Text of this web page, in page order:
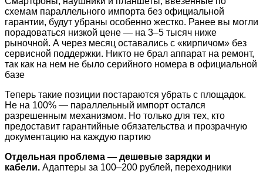
схемам параллельного импорта без официальной
гарантии, будут убраны особенно жестко. Ранее вы могли
порадоваться низкой цене — на 3–5 тысяч ниже
рыночной. А через месяц оставались с «кирпичом» без
сервисной поддержки. Никто не брал аппарат на ремонт,
так как на нем не было серийного номера в официальной
базе
Теперь такие позиции постараются убрать с площадок.
Не на 100% — параллельный импорт остался
разрешенным механизмом. Но только для тех, кто
предоставит гарантийные обязательства и прозрачную
документацию на каждую партию
Отдельная проблема — дешевые зарядки и
кабели. Адаптеры за 100–200 рублей, переходники